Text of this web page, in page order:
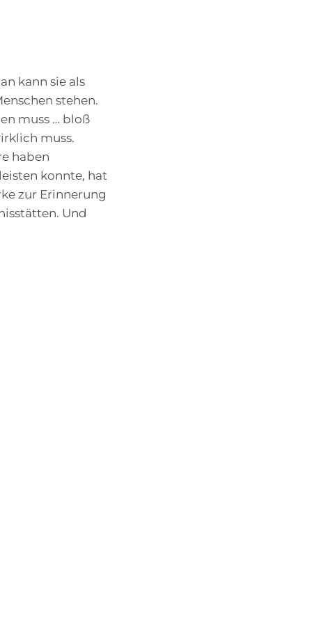
kann sie als
stehen.
muss … bloß
muss.
haben
konnte, hat
zur Erinnerung
Und